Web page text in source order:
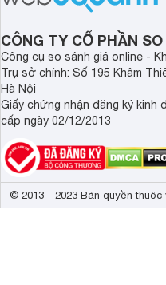
CÔNG TY CỔ PHẦN
Công cụ so sánh giá online -
Trụ sở chính: Số 195 Khâm
Hà Nội
Giấy chứng nhận đăng ký kinh
cấp ngày 02/12/2013
© 2013 - 2023 Bản quyền thuộc